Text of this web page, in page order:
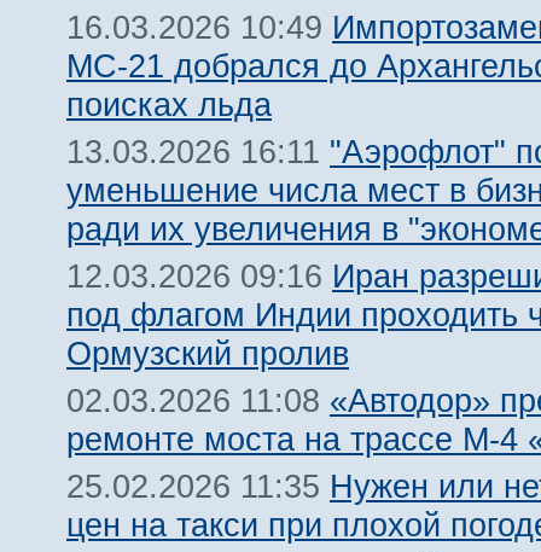
16.03.2026 10:49
МС-21 добрался до
поисках льда
13.03.2026 16:11 "Аэрофлот"
уменьшение числа мест в
ради их увеличения в
12.03.2026 09:16 Иран
под флагом Индии проходить
Ормузский пролив
02.03.2026 11:08 «Автодор»
ремонте моста на трассе М-4
25.02.2026 11:35 Нужен или
цен на такси при плохой